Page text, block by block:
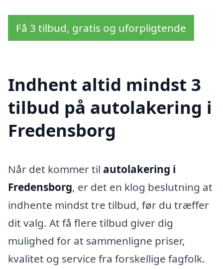
Få 3 tilbud, gratis og uforpligtende
Indhent altid mindst 3
tilbud på autolakering i
Fredensborg
Når det kommer til autolakering i
Fredensborg, er det en klog beslutning at
indhente mindst tre tilbud, før du træffer
dit valg. At få flere tilbud giver dig
mulighed for at sammenligne priser,
kvalitet og service fra forskellige fagfolk.